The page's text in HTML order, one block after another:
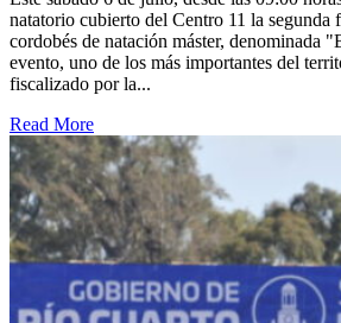
natatorio cubierto del Centro 11 la segunda
cordobés de natación máster, denominada
evento, uno de los más importantes del
fiscalizado por la...
Read More